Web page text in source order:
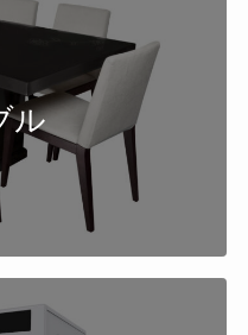
ル